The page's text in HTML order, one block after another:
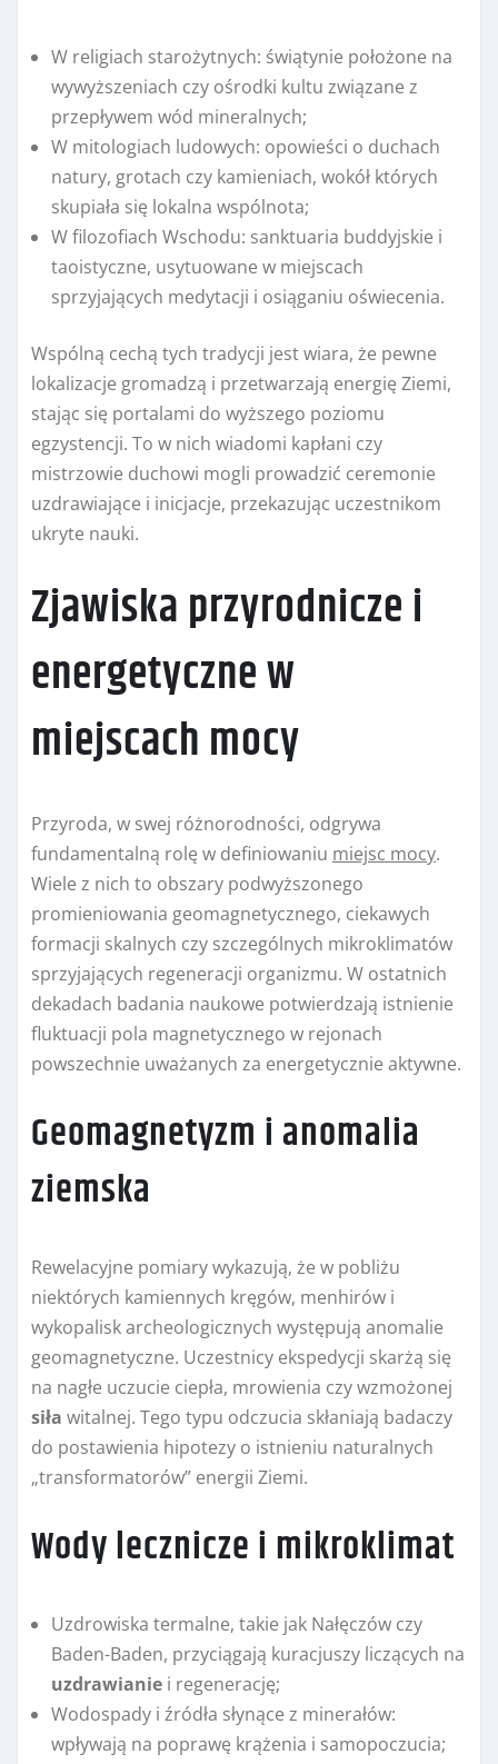
W religiach starożytnych: świątynie położone na
wywyższeniach czy ośrodki kultu związane z
przepływem wód mineralnych;
W mitologiach ludowych: opowieści o duchach
natury, grotach czy kamieniach, wokół których
skupiała się lokalna wspólnota;
W filozofiach Wschodu: sanktuaria buddyjskie i
taoistyczne, usytuowane w miejscach
sprzyjających medytacji i osiąganiu oświecenia.
Wspólną cechą tych tradycji jest wiara, że pewne
lokalizacje gromadzą i przetwarzają energię Ziemi,
stając się portalami do wyższego poziomu
egzystencji. To w nich wiadomi kapłani czy
mistrzowie duchowi mogli prowadzić ceremonie
uzdrawiające i inicjacje, przekazując uczestnikom
ukryte nauki.
Zjawiska przyrodnicze i
energetyczne w
miejscach mocy
Przyroda, w swej różnorodności, odgrywa
fundamentalną rolę w definiowaniu miejsc mocy.
Wiele z nich to obszary podwyższonego
promieniowania geomagnetycznego, ciekawych
formacji skalnych czy szczególnych mikroklimatów
sprzyjających regeneracji organizmu. W ostatnich
dekadach badania naukowe potwierdzają istnienie
fluktuacji pola magnetycznego w rejonach
powszechnie uważanych za energetycznie aktywne.
Geomagnetyzm i anomalia
ziemska
Rewelacyjne pomiary wykazują, że w pobliżu
niektórych kamiennych kręgów, menhirów i
wykopalisk archeologicznych występują anomalie
geomagnetyczne. Uczestnicy ekspedycji skarżą się
na nagłe uczucie ciepła, mrowienia czy wzmożonej
siła witalnej. Tego typu odczucia skłaniają badaczy
do postawienia hipotezy o istnieniu naturalnych
„transformatorów” energii Ziemi.
Wody lecznicze i mikroklimat
Uzdrowiska termalne, takie jak Nałęczów czy
Baden-Baden, przyciągają kuracjuszy liczących na
uzdrawianie i regenerację;
Wodospady i źródła słynące z minerałów:
wpływają na poprawę krążenia i samopoczucia;